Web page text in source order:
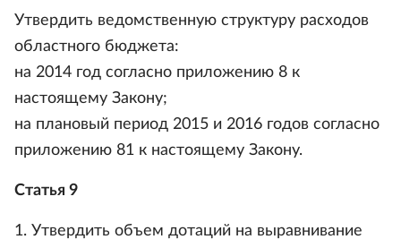
Утвердить ведомственную структуру расходов
областного бюджета:
на 2014 год согласно приложению 8 к
настоящему Закону;
на плановый период 2015 и 2016 годов согласно
приложению 81 к настоящему Закону.
Статья 9
1. Утвердить объем дотаций на выравнивание